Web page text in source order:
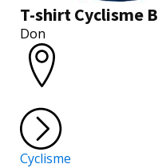
T-shirt Cyclisme
Don
Cyclisme